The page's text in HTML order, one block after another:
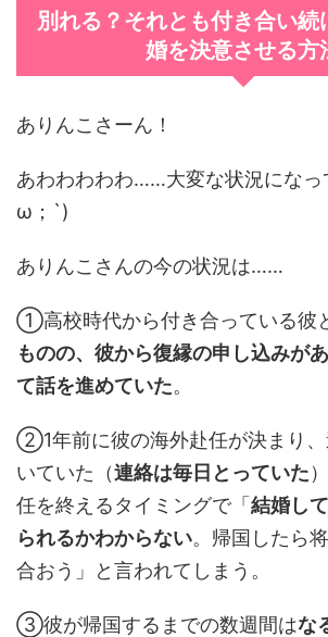
別れる？それとも付き合い続
婚を決意させる方
ありんこさーん！
あわわわわわ……大変な状況になっ
ω；`)
ありんこさんの今の状況は……
①高校時代から付き合っている彼
ものの、彼から復縁の申し込みが
て話を進めていた。
②1年前に彼の海外赴任が決まり、
いていた（連絡は毎日とっていた
任を終えるタイミングで「結婚し
られるかわからない。帰国したら
合おう」と言われてしまう。
③彼が帰国するまでの数週間はな